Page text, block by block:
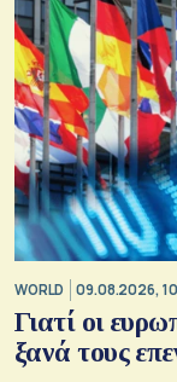
WORLD 09.08.2026,
Γιατί οι
ξανά τους